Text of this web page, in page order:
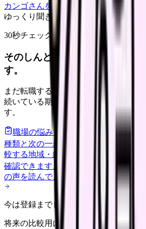
カンゴさんを知ってから相談する
ゆっくり聞きます
30秒チェック
そのしんどさ、転職すべきサイ
す。
まだ転職すると決めていなくても大丈
続いている期間から、次に見るべき記
す。
職場の悩みを30秒で診断
辞めるべ
種類と次の一歩を整理します。
較する地域・経験年数・施設形態から
確認できます。 進む 匿名掲示板で
の声を読んで、今の職場だけの問題か
今は登録までしない人向け: 希望条件
将来の比較用に、転職時期と気になる